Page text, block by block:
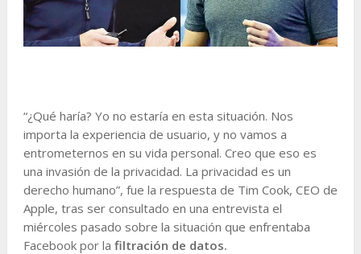
“¿Qué haría? Yo no estaría en esta situación. Nos
importa la experiencia de usuario, y no vamos a
entrometernos en su vida personal. Creo que eso es
una invasión de la privacidad. La privacidad es un
derecho humano”, fue la respuesta de Tim Cook, CEO de
Apple, tras ser consultado en una entrevista el
miércoles pasado sobre la situación que enfrentaba
Facebook por la filtración de datos.